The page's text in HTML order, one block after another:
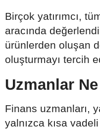
Birçok yatırımcı,
aracında
ürünlerden oluşan
oluşturmayı tercih
Uzmanlar
Finans uzmanları,
yalnızca kısa